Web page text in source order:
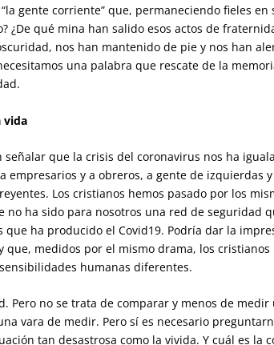
gente corriente” que, permaneciendo fieles
¿De qué mina han salido esos actos de
nos han mantenido de pie y nos han
una palabra que rescate de la
vida
señalar que la crisis del coronavirus nos ha
empresarios y a obreros, a gente de izquierdas
Los cristianos hemos pasado por los
no ha sido para nosotros una red de seguridad
que ha producido el Covid19. Podría dar la
que, medidos por el mismo drama, los
humanas diferentes.
Pero no se trata de comparar y menos de
vara de medir. Pero sí es necesario
tan desastrosa como la vivida. Y cuál es